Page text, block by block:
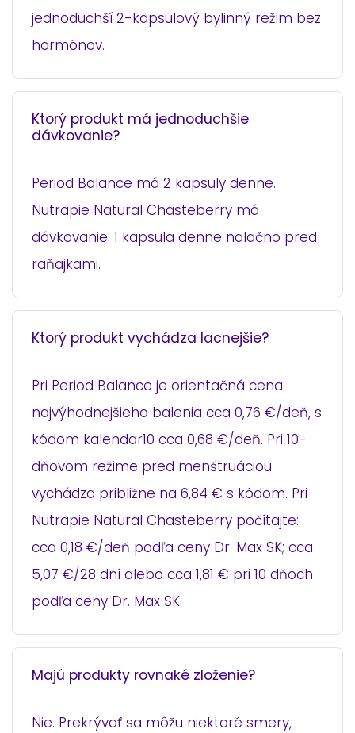
jednoduchší 2-kapsulový bylinný režim bez
hormónov.
Ktorý produkt má jednoduchšie
dávkovanie?
Period Balance má 2 kapsuly denne.
Nutrapie Natural Chasteberry má
dávkovanie: 1 kapsula denne nalačno pred
raňajkami.
Ktorý produkt vychádza lacnejšie?
Pri Period Balance je orientačná cena
najvýhodnejšieho balenia cca 0,76 €/deň, s
kódom kalendar10 cca 0,68 €/deň. Pri 10-
dňovom režime pred menštruáciou
vychádza približne na 6,84 € s kódom. Pri
Nutrapie Natural Chasteberry počítajte:
cca 0,18 €/deň podľa ceny Dr. Max SK; cca
5,07 €/28 dní alebo cca 1,81 € pri 10 dňoch
podľa ceny Dr. Max SK.
Majú produkty rovnaké zloženie?
Nie. Prekrývať sa môžu niektoré smery,